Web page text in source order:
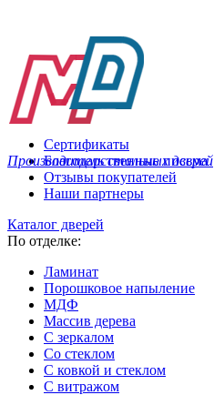
Производитель стальных дверей
Сертификаты
Благодарственные письма
Отзывы покупателей
Наши партнеры
Каталог дверей
По отделке:
Ламинат
Порошковое напыление
МДФ
Массив дерева
С зеркалом
Со стеклом
С ковкой и стеклом
С витражом